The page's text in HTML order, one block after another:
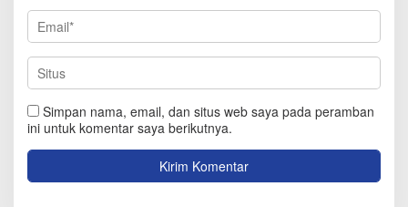
Simpan nama, email, dan situs web saya pada peramban
ini untuk komentar saya berikutnya.